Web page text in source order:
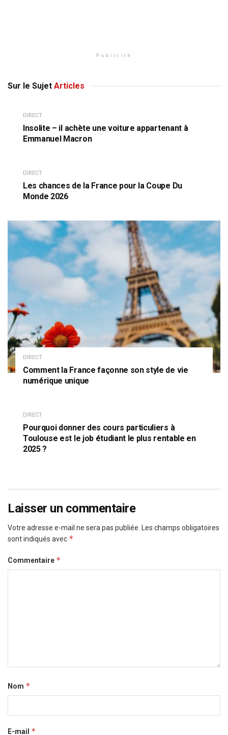
Publicité
Sur le Sujet Articles
DIRECT
Insolite – il achète une voiture appartenant à
Emmanuel Macron
DIRECT
Les chances de la France pour la Coupe Du
Monde 2026
DIRECT
Comment la France façonne son style de vie
numérique unique
DIRECT
Pourquoi donner des cours particuliers à
Toulouse est le job étudiant le plus rentable en
2025 ?
Laisser un commentaire
Votre adresse e-mail ne sera pas publiée.
Les champs obligatoires
sont indiqués avec *
Commentaire *
Nom *
E-mail *